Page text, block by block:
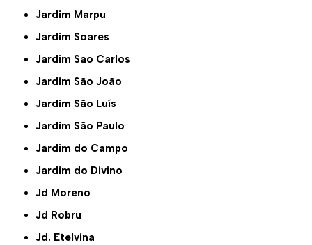
Jardim Marpu
Jardim Soares
Jardim São Carlos
Jardim São João
Jardim São Luís
Jardim São Paulo
Jardim do Campo
Jardim do Divino
Jd Moreno
Jd Robru
Jd. Etelvina